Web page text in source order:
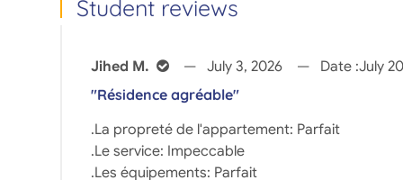
Student reviews
Jihed M. July 3, 2026 Date :July
"Résidence agréable"
.La propreté de l'appartement: Parfait
.Le service: Impeccable
.Les équipements: Parfait